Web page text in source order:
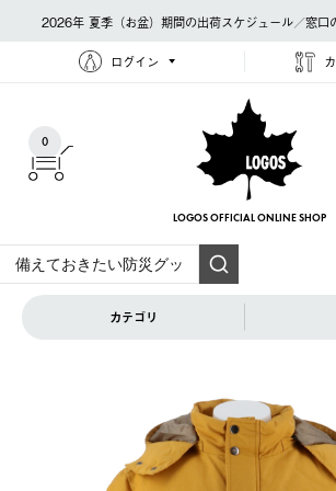
2026年 夏季（お盆）期間の出荷スケジュール／窓口
ログイン
0
LOGOS OFFICIAL ONLINE SHOP
カテゴリ